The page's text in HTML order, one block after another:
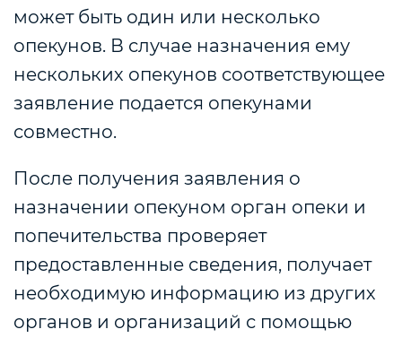
может быть один или несколько
опекунов. В случае назначения ему
нескольких опекунов соответствующее
заявление подается опекунами
совместно.
После получения заявления о
назначении опекуном орган опеки и
попечительства проверяет
предоставленные сведения, получает
необходимую информацию из других
органов и организаций с помощью